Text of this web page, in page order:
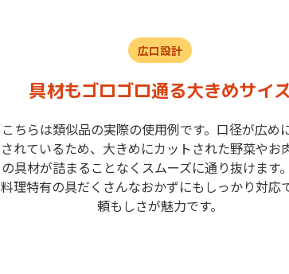
広口設計
具材もゴロゴロ通る大きめサイ
こちらは類似品の実際の使用例です。口径が広め
されているため、大きめにカットされた野菜やお
の具材が詰まることなくスムーズに通り抜けます
料理特有の具だくさんなおかずにもしっかり対応
頼もしさが魅力です。